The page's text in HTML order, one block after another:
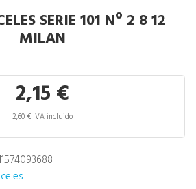
SERIE 101 Nº 2 8 12
MILAN
2,15 €
2,60 € IVA incluido